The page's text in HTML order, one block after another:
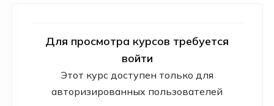
Для просмотра курсов требуется
войти
Этот курс доступен только для
авторизированных пользователей